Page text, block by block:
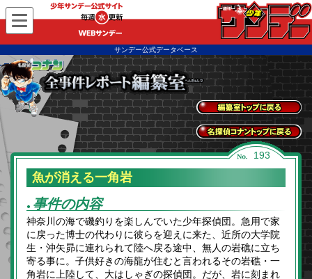
WEBサンデー
サンデー公式データベース
全事件レポートトッ
プに戻る
名探偵コナントップ
に戻る
193
魚が消える一角岩
● 事件の内容
神奈川の海で磯釣りを楽しんでいた少年探偵団。急用で家
に戻った博士の代わりに彼らを迎えに来た、近所の大学院
生・沖矢昴に連れられて陸へ戻る途中、無人の岩礁に立ち
寄る事に。子供好きの海龍が住むと言われるその岩礁・一
角岩に上陸して、大はしゃぎの探偵団。だが、岩に刻まれ